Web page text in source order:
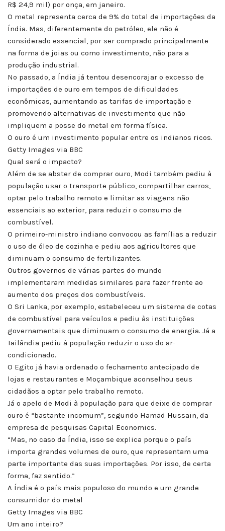
R$ 24,9 mil) por onça, em janeiro.
O metal representa cerca de 9% do total de importações da
Índia. Mas, diferentemente do petróleo, ele não é
considerado essencial, por ser comprado principalmente
na forma de joias ou como investimento, não para a
produção industrial.
No passado, a Índia já tentou desencorajar o excesso de
importações de ouro em tempos de dificuldades
econômicas, aumentando as tarifas de importação e
promovendo alternativas de investimento que não
impliquem a posse do metal em forma física.
O ouro é um investimento popular entre os indianos ricos.
Getty Images via BBC
Qual será o impacto?
Além de se abster de comprar ouro, Modi também pediu à
população usar o transporte público, compartilhar carros,
optar pelo trabalho remoto e limitar as viagens não
essenciais ao exterior, para reduzir o consumo de
combustível.
O primeiro-ministro indiano convocou as famílias a reduzir
o uso de óleo de cozinha e pediu aos agricultores que
diminuam o consumo de fertilizantes.
Outros governos de várias partes do mundo
implementaram medidas similares para fazer frente ao
aumento dos preços dos combustíveis.
O Sri Lanka, por exemplo, estabeleceu um sistema de cotas
de combustível para veículos e pediu às instituições
governamentais que diminuam o consumo de energia. Já a
Tailândia pediu à população reduzir o uso do ar-
condicionado.
O Egito já havia ordenado o fechamento antecipado de
lojas e restaurantes e Moçambique aconselhou seus
cidadãos a optar pelo trabalho remoto.
Já o apelo de Modi à população para que deixe de comprar
ouro é “bastante incomum”, segundo Hamad Hussain, da
empresa de pesquisas Capital Economics.
“Mas, no caso da Índia, isso se explica porque o país
importa grandes volumes de ouro, que representam uma
parte importante das suas importações. Por isso, de certa
forma, faz sentido.”
A Índia é o país mais populoso do mundo e um grande
consumidor do metal
Getty Images via BBC
Um ano inteiro?